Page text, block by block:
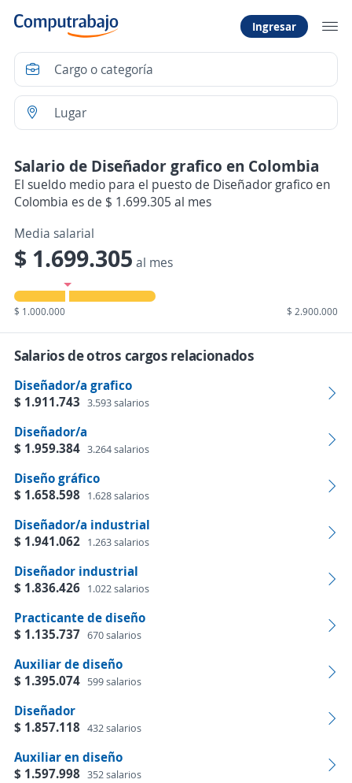
Ingresar
Salario de Diseñador grafico en Colombia
El sueldo medio para el puesto de Diseñador grafico en
Colombia es de $ 1.699.305 al mes
Media salarial
$ 1.699.305 al mes
$ 1.000.000 $ 2.900.000
Salarios de otros cargos relacionados
Diseñador/a grafico
$ 1.911.743 3.593 salarios
Diseñador/a
$ 1.959.384 3.264 salarios
Diseño gráfico
$ 1.658.598
1.628 salarios
Diseñador/a industrial
$ 1.941.062 1.263 salarios
Diseñador industrial
$ 1.836.426 1.022 salarios
Practicante de diseño
$ 1.135.737 670 salarios
Auxiliar de diseño
$ 1.395.074 599 salarios
Diseñador
$ 1.857.118 432 salarios
Auxiliar en diseño
$ 1.597.998 352 salarios